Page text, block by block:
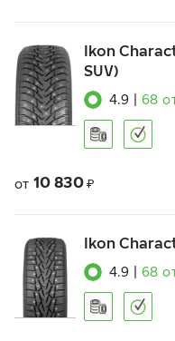
Ikon
SUV)
4.9 68
от 10 830 ₽
Ikon
4.9 68